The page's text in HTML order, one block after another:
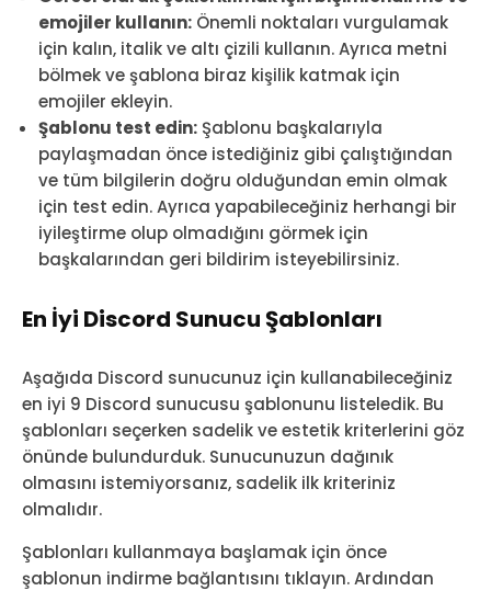
emojiler kullanın: Önemli noktaları vurgulamak
için kalın, italik ve altı çizili kullanın. Ayrıca metni
bölmek ve şablona biraz kişilik katmak için
emojiler ekleyin.
Şablonu test edin: Şablonu başkalarıyla
paylaşmadan önce istediğiniz gibi çalıştığından
ve tüm bilgilerin doğru olduğundan emin olmak
için test edin. Ayrıca yapabileceğiniz herhangi bir
iyileştirme olup olmadığını görmek için
başkalarından geri bildirim isteyebilirsiniz.
En İyi Discord Sunucu Şablonları
Aşağıda Discord sunucunuz için kullanabileceğiniz
en iyi 9 Discord sunucusu şablonunu listeledik. Bu
şablonları seçerken sadelik ve estetik kriterlerini göz
önünde bulundurduk. Sunucunuzun dağınık
olmasını istemiyorsanız, sadelik ilk kriteriniz
olmalıdır.
Şablonları kullanmaya başlamak için önce
şablonun indirme bağlantısını tıklayın. Ardından